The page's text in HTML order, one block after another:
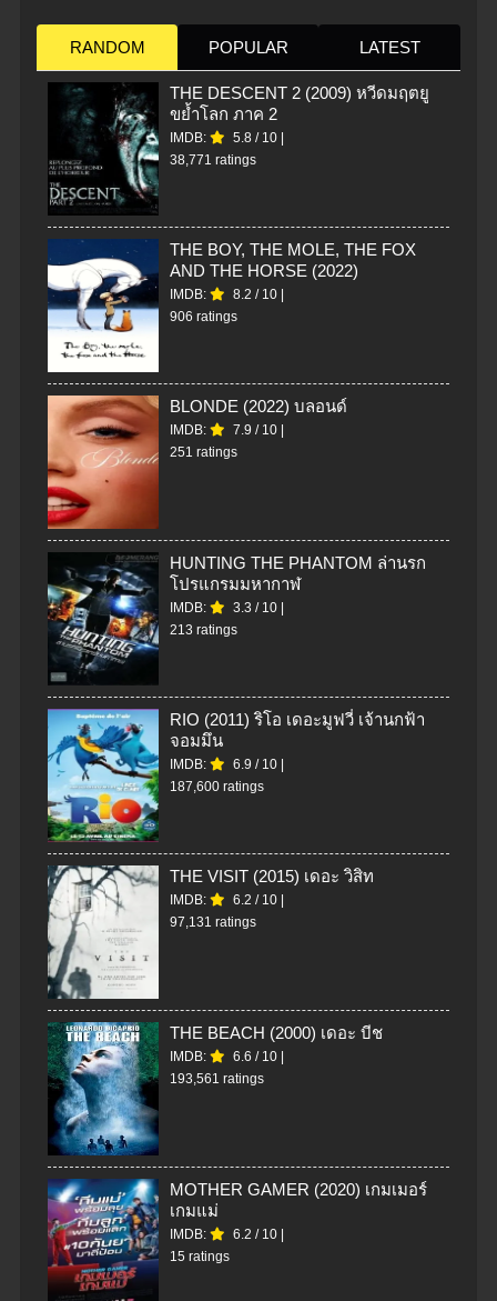
RANDOM POPULAR LATEST
THE DESCENT 2 (2009) หวีดมฤตยู
ขย้ำโลก ภาค 2
IMDB: 5.8 / 10
38,771 ratings
THE BOY, THE MOLE, THE FOX
AND THE HORSE (2022)
IMDB: 8.2 / 10
906 ratings
BLONDE (2022) บลอนด์
IMDB: 7.9 / 10
251 ratings
HUNTING THE PHANTOM ล่านรก
โปรแกรมมหากาฬ
IMDB: 3.3 / 10
213 ratings
RIO (2011) ริโอ เดอะมูฟวี่ เจ้านกฟ้า
จอมมึน
IMDB: 6.9 / 10
187,600 ratings
THE VISIT (2015) เดอะ วิสิท
IMDB: 6.2 / 10
97,131 ratings
THE BEACH (2000) เดอะ บีช
IMDB: 6.6 / 10
193,561 ratings
MOTHER GAMER (2020) เกมเมอร์
เกมแม่
IMDB: 6.2 / 10
15 ratings